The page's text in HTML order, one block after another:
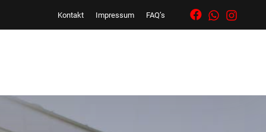
Kontakt Impressum FAQ’s